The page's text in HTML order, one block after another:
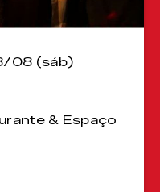
08 (sáb)
& Espaço